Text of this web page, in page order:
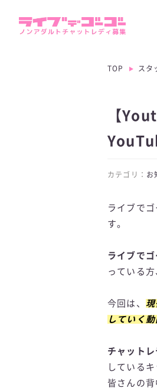
TOP スタ
【
カテゴリ： お
ライブで
す。
ライブで
っている
今回は、
していく
チャット
している
皆さんの背